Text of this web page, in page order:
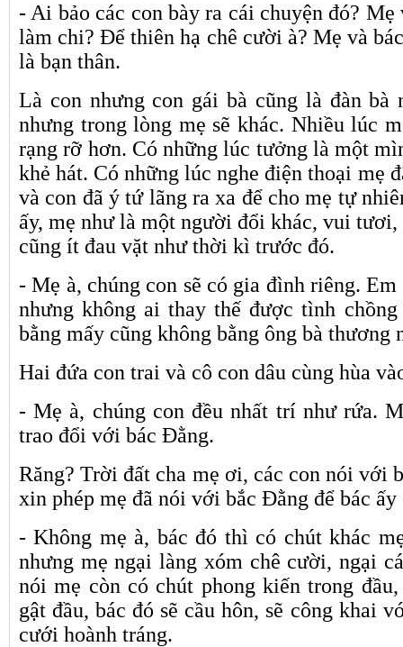
- Ai bảo các con bày ra cái chuyện đó?
làm chi? Để thiên hạ chê cười à? Mẹ và
là bạn thân.
Là con nhưng con gái bà cũng là đàn
nhưng trong lòng mẹ sẽ khác. Nhiều lúc
rạng rỡ hơn. Có những lúc tưởng là một
khẻ hát. Có những lúc nghe điện thoại mẹ
và con đã ý tứ lãng ra xa để cho mẹ tự
ấy, mẹ như là một người đổi khác, vui tươi,
cũng ít đau vặt như thời kì trước đó.
- Mẹ à, chúng con sẽ có gia đình riêng.
nhưng không ai thay thế được tình
bằng mấy cũng không bằng ông bà thương
Hai đứa con trai và cô con dâu cùng hùa
- Mẹ à, chúng con đều nhất trí như rứa.
trao đổi với bác Đằng.
Răng? Trời đất cha mẹ ơi, các con nói với
xin phép mẹ đã nói với bắc Đằng để bác
- Không mẹ à, bác đó thì có chút khác
nhưng mẹ ngại làng xóm chê cười, ngại
nói mẹ còn có chút phong kiến trong
gật đầu, bác đó sẽ cầu hôn, sẽ công khai
cưới hoành tráng.